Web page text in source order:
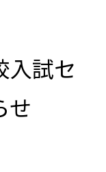
入試セ
せ